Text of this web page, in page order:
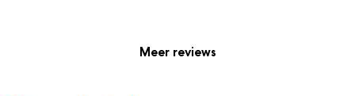
Meer reviews